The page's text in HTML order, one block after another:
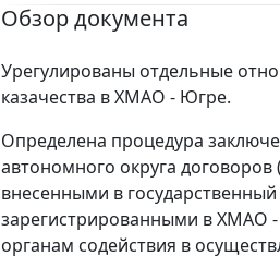
Обзор документа
Урегулированы отдельные
казачества в ХМАО - Югре.
Определена процедура
автономного округа
внесенными в
зарегистрированными в ХМАО
органам содействия в